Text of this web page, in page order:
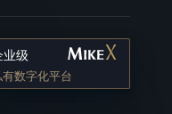
业级
有数字化平台